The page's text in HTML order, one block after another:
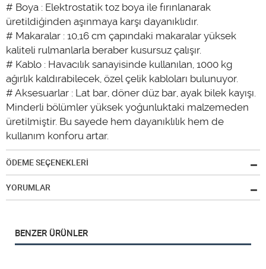
# Boya : Elektrostatik toz boya ile fırınlanarak
üretildiğinden aşınmaya karşı dayanıklıdır.
# Makaralar : 10,16 cm çapındaki makaralar yüksek
kaliteli rulmanlarla beraber kusursuz çalışır.
# Kablo : Havacılık sanayisinde kullanılan, 1000 kg
ağırlık kaldırabilecek, özel çelik kabloları bulunuyor.
# Aksesuarlar : Lat bar, döner düz bar, ayak bilek kayışı.
Minderli bölümler yüksek yoğunluktaki malzemeden
üretilmiştir. Bu sayede hem dayanıklılık hem de
kullanım konforu artar.
ÖDEME SEÇENEKLERİ
YORUMLAR
BENZER ÜRÜNLER